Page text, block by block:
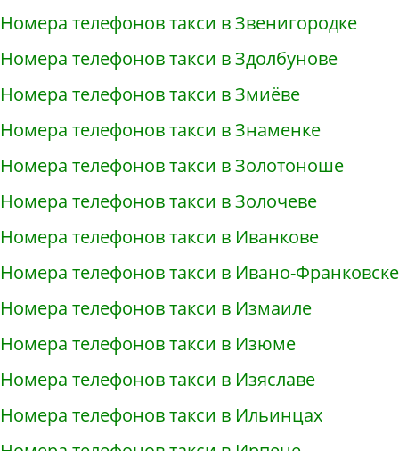
Номера телефонов такси в Звенигородке
Номера телефонов такси в Здолбунове
Номера телефонов такси в Змиёве
Номера телефонов такси в Знаменке
Номера телефонов такси в Золотоноше
Номера телефонов такси в Золочеве
Номера телефонов такси в Иванкове
Номера телефонов такси в Ивано-Франковске
Номера телефонов такси в Измаиле
Номера телефонов такси в Изюме
Номера телефонов такси в Изяславе
Номера телефонов такси в Ильинцах